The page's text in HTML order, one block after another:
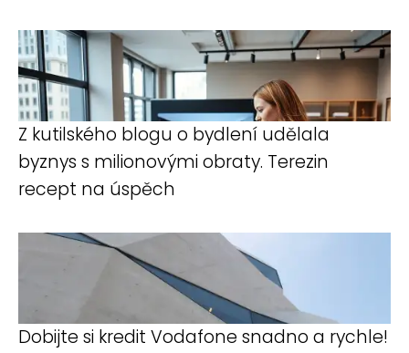
Z kutilského blogu o bydlení udělala
byznys s milionovými obraty. Terezin
recept na úspěch
Dobijte si kredit Vodafone snadno a rychle!